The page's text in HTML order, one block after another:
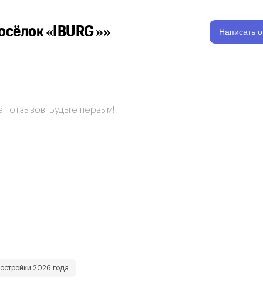
«IBURG »» Написать
отзывов. Будьте первым!
2026 года